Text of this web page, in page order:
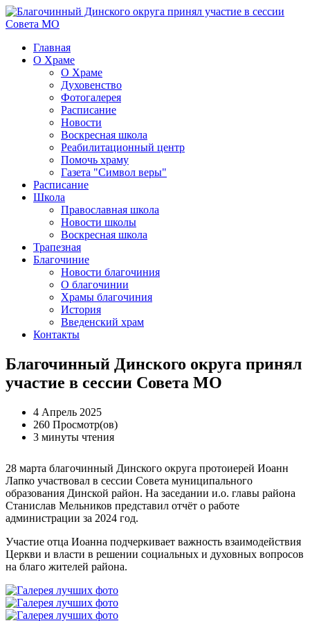
Главная
О Храме
О Храме
Духовенство
Фотогалерея
Расписание
Новости
Воскресная школа
Реабилитационный центр
Помочь храму
Газета "Символ веры"
Расписание
Школа
Православная школа
Новости школы
Воскресная школа
Трапезная
Благочиние
Новости благочиния
О благочинии
Храмы благочиния
История
Введенский храм
Контакты
Благочинный Динского округа принял
участие в сессии Совета МО
4 Апрель 2025
260 Просмотр(ов)
3 минуты чтения
28 марта благочинный Динского округа протоиерей Иоанн
Лапко участвовал в сессии Совета муниципального
образования Динской район. На заседании и.о. главы района
Станислав Мельников представил отчёт о работе
администрации за 2024 год.
Участие отца Иоанна подчеркивает важность взаимодействия
Церкви и власти в решении социальных и духовных вопросов
на благо жителей района.